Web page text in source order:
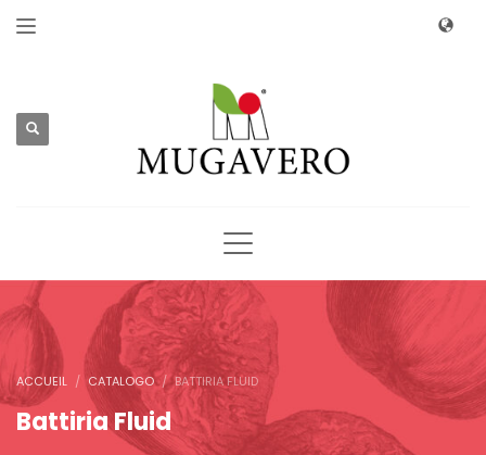
ACCUEIL CATALOGO BATTIRIA FLUID
Battiria Fluid